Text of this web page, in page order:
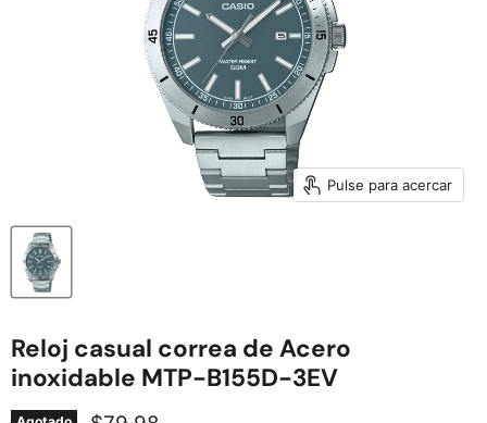
Pulse para acercar
Reloj casual correa de Acero
inoxidable MTP-B155D-3EV